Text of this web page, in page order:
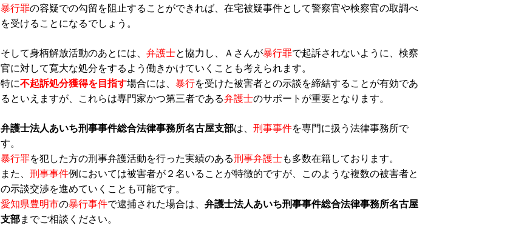
暴行罪の容疑での勾留を阻止することができれば、在宅被疑事件として警察官や検察官の取調べ
を受けることになるでしょう。
そして身柄解放活動のあとには、 弁護士と協力し、Ａさんが暴行罪で起訴されないように、検察
官に対して寛大な処分をするよう働きかけていくことも考えられます。
特に不起訴処分獲得を目指す場合には、 暴行を受けた被害者との示談を締結することが有効であ
るといえますが、これらは専門家かつ第三者である弁護士のサポートが重要となります。
弁護士法人あいち刑事事件総合法律事務所名古屋支部は、 刑事事件を専門に扱う法律事務所で
す。
暴行罪を犯した方の刑事弁護活動を行った実績のある刑事弁護士も多数在籍しております。
また、 刑事事件例においては被害者が２名いることが特徴的ですが、このような複数の被害者と
の示談交渉を進めていくことも可能です。
愛知県豊明市の暴行事件で逮捕された場合は、 弁護士法人あいち刑事事件総合法律事務所名古屋
支部までご相談ください。